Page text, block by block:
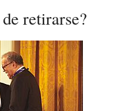
retirarse?